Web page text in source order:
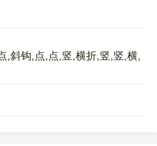
,斜钩,点,点,竖,横折,竖,竖,横,